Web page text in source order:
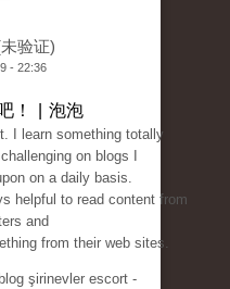
验证)
- 22:36
！ | 泡泡
I learn something totally
on blogs I
on a daily basis.
helpful to read content from
and
from their web sites.
şirinevler escort -